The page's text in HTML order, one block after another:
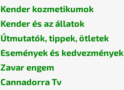
Kender kozmetikumok
Kender és az állatok
Útmutatók, tippek, ötletek
Események és kedvezmények
Zavar engem
Cannadorra Tv